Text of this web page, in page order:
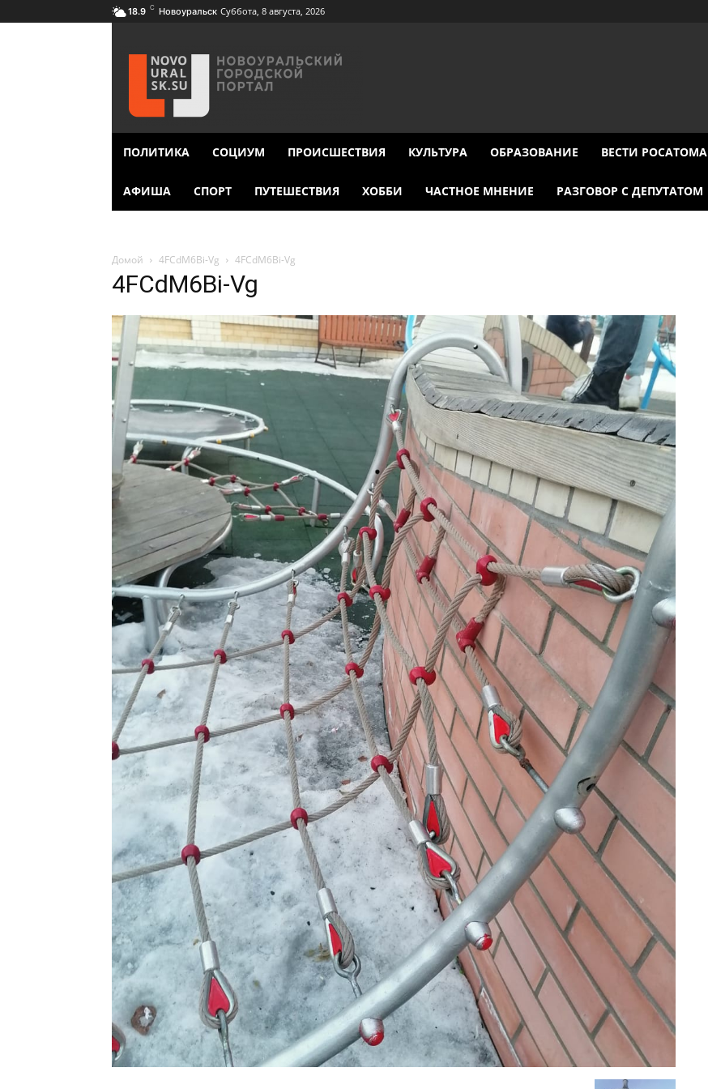
18.9 C Новоуральск Суббота, 8 августа, 2026
ПОЛИТИКА СОЦИУМ ПРОИСШЕСТВИЯ КУЛЬТУРА ОБРАЗОВАНИЕ ВЕСТИ РОСАТОМА
АФИША СПОРТ ПУТЕШЕСТВИЯ ХОББИ ЧАСТНОЕ МНЕНИЕ РАЗГОВОР С ДЕПУТАТОМ
Домой 4FCdM6Bi-Vg 4FCdM6Bi-Vg
4FCdM6Bi-Vg